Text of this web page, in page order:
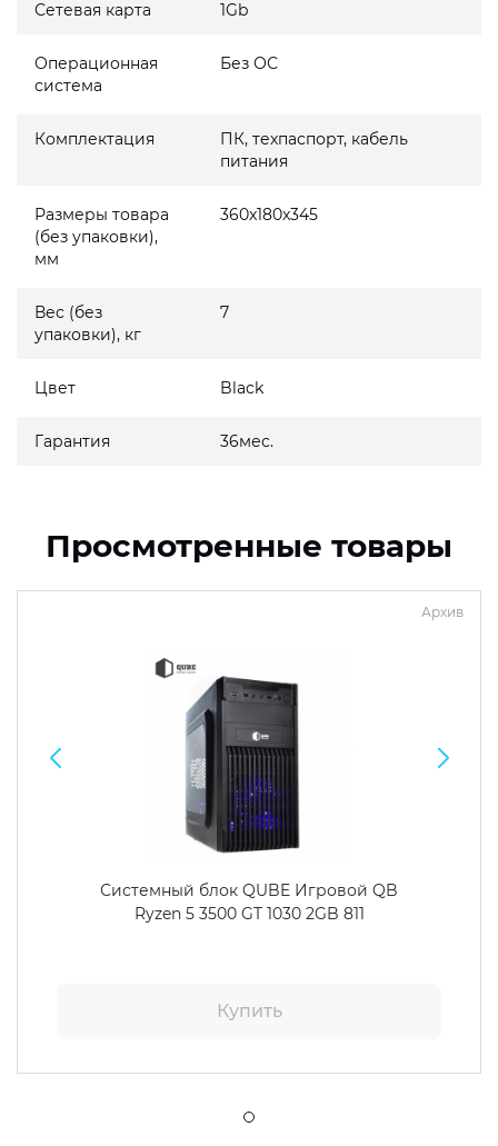
Сетевая карта 1Gb
Операционная
система
Без ОС
Комплектация
ПК, техпаспорт, кабель
питания
Размеры товара
(без упаковки),
мм
360x180x345
Вес (без
упаковки), кг
7
Цвет Black
Гарантия 36мес.
Просмотренные товары
Архив
Системный блок QUBE Игровой QB
Ryzen 5 3500 GT 1030 2GB 811
Купить